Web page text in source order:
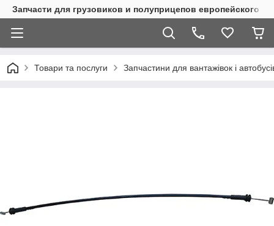
Запчасти для грузовиков и полуприцепов европейского
Товари та послуги Запчастини для вантажівок і